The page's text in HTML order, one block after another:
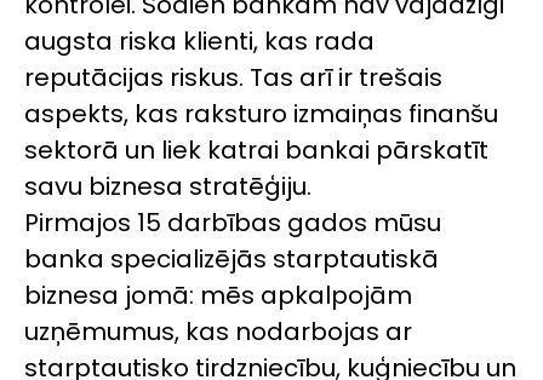
augsta riska klienti, kas rada
reputācijas riskus. Tas arī ir trešais
aspekts, kas raksturo izmaiņas finanšu
sektorā un liek katrai bankai pārskatīt
savu biznesa stratēģiju.
Pirmajos 15 darbības gados mūsu
banka specializējās starptautiskā
biznesa jomā: mēs apkalpojām
uzņēmumus, kas nodarbojas ar
starptautisko tirdzniecību, kuģniecību un